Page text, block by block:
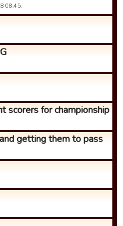
08:45.
scorers for championship
getting them to pass